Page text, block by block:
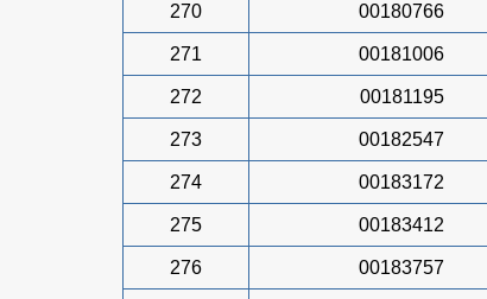
270 00180766
271 00181006
272 00181195
273 00182547
274 00183172
275 00183412
276 00183757